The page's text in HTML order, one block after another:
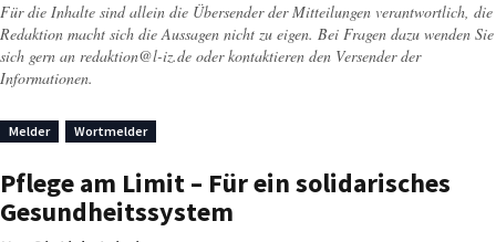
Für die Inhalte sind allein die Übersender der Mitteilungen verantwortlich, die
Redaktion macht sich die Aussagen nicht zu eigen. Bei Fragen dazu wenden Sie
sich gern an redaktion@l-iz.de oder kontaktieren den Versender der
Informationen.
Melder Wortmelder
Pflege am Limit – Für ein solidarisches
Gesundheitssystem